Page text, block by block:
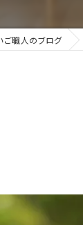
離職防止
ご職人のブログ